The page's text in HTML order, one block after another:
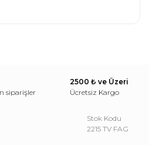
siparişler
2500 ₺ ve Üzeri
Ücretsiz Kargo
Stok Kodu
2215 TV FAG